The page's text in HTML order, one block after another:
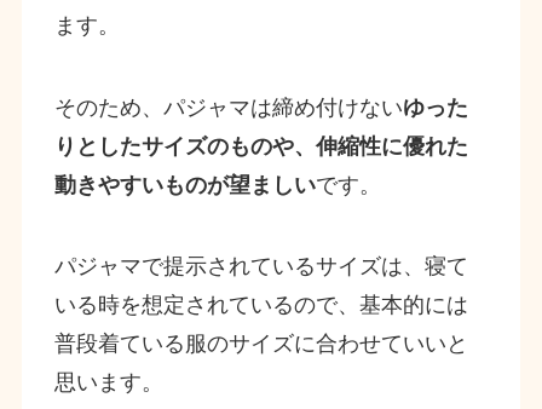
ます。
そのため、パジャマは締め付けないゆった
りとしたサイズのものや、伸縮性に優れた
動きやすいものが望ましいです。
パジャマで提示されているサイズは、寝て
いる時を想定されているので、基本的には
普段着ている服のサイズに合わせていいと
思います。